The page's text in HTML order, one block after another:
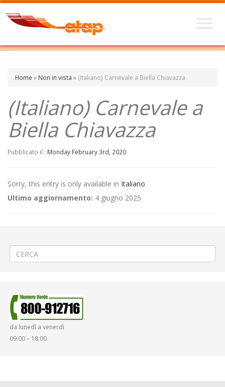
Home » Non in vista » (Italiano) Carnevale a Biella Chiavazza
(Italiano) Carnevale a
Biella Chiavazza
Pubblicato il : Monday February 3rd, 2020
Sorry, this entry is only available in Italiano.
Ultimo aggiornamento: 4 giugno 2025
da lunedì a venerdì
09:00 – 18:00